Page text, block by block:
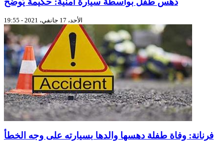
الأحد، 17 جانفي، 2021 - 19:55
فرنانة: وفاة طفلة دهسها والدها بسيارته على وجه الخطأ